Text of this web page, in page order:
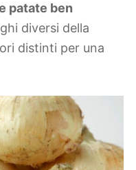
patate ben
diversi della
distinti per una